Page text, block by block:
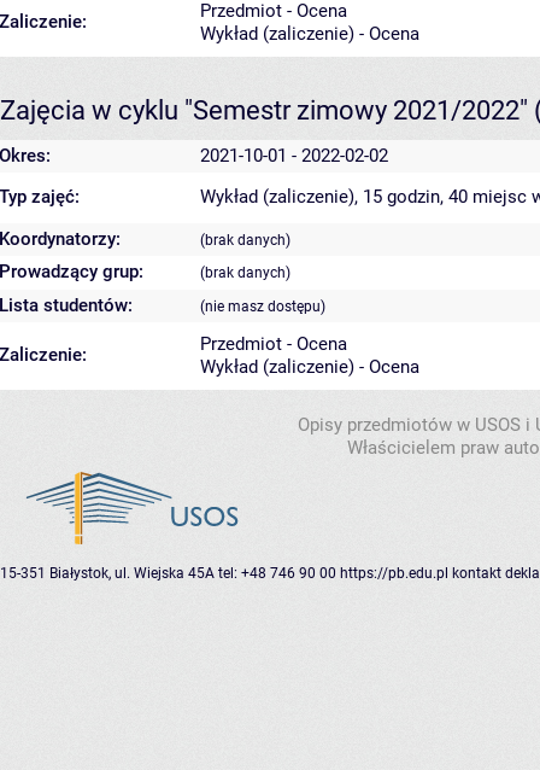
Zaliczenie:
Przedmiot - Ocena
Wykład (zaliczenie) - Ocena
Zajęcia w cyklu "Semestr zimowy 2021/2022"
Okres:
2021-10-01 - 2022-02-02
Typ zajęć:
Wykład (zaliczenie), 15 godzin, 40 miejsc
Koordynatorzy:
(brak danych)
Prowadzący grup: (brak danych)
Lista studentów: (nie masz dostępu)
Zaliczenie:
Przedmiot - Ocena
Wykład (zaliczenie) - Ocena
Opisy przedmiotów w USOS
Właścicielem praw
15-351 Białystok, ul. Wiejska 45A tel: +48 746 90 00 https://pb.edu.pl kontakt